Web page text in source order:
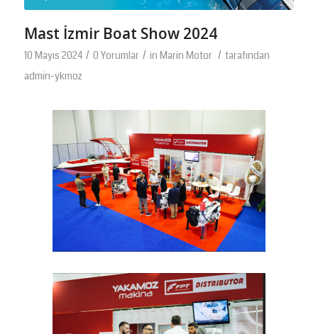
Mast İzmir Boat Show 2024
10 Mayıs 2024 / 0 Yorumlar / in Marin Motor / tarafından
admin-ykmoz